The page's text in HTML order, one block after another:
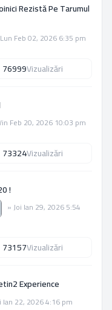
Rezistă Pe Tarumul
Lun Feb 02, 2026 6:35 pm
76999Vizualizări
Feb 20, 2026 10:03 pm
73324Vizualizări
!
» Joi Ian 29, 2026 5:54
73157Vizualizări
Experience
Ian 22, 2026 4:16 pm